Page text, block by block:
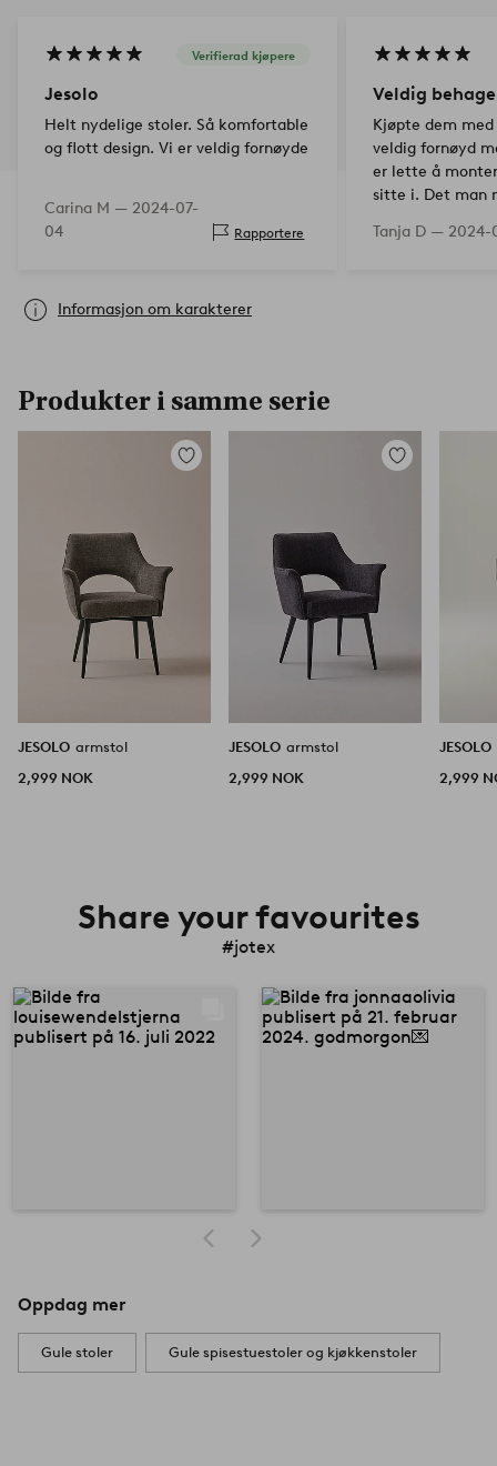
Verifierad kjøpere
Jesolo
Helt nydelige stoler. Så komfortable
og flott design. Vi er veldig fornøyde
Carina M — 2024-07-
04
Rapportere
Veldig
Kjøpte dem
veldig fornøyd
er lette å
sitte i. Det man
fu…
Tanja D — 2024-
Informasjon om karakterer
Produkter i samme serie
Legg
JESOLO armstol
2,999 NOK
Legg
JESOLO armstol
2,999 NOK
JESOLO
2,999
Share your favourites
#jotex
Oppdag mer
Gule stoler Gule spisestuestoler og kjøkkenstoler